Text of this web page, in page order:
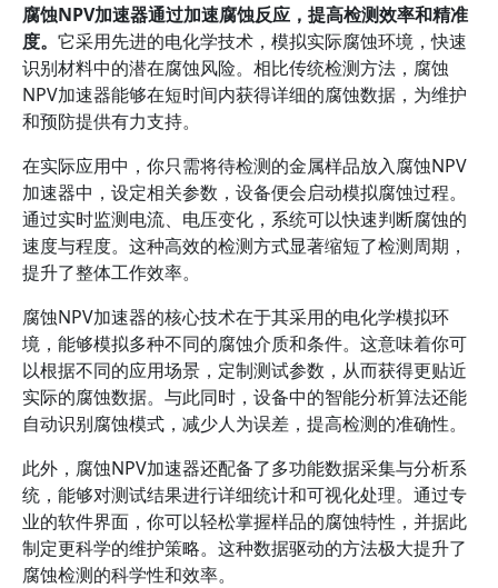
腐蚀NPV加速器通过加速腐蚀反应，提高检测效率和精准
度。 它采用先进的电化学技术，模拟实际腐蚀环境，快速
识别材料中的潜在腐蚀风险。相比传统检测方法，腐蚀
NPV加速器能够在短时间内获得详细的腐蚀数据，为维护
和预防提供有力支持。
在实际应用中，你只需将待检测的金属样品放入腐蚀NPV
加速器中，设定相关参数，设备便会启动模拟腐蚀过程。
通过实时监测电流、电压变化，系统可以快速判断腐蚀的
速度与程度。这种高效的检测方式显著缩短了检测周期，
提升了整体工作效率。
腐蚀NPV加速器的核心技术在于其采用的电化学模拟环
境，能够模拟多种不同的腐蚀介质和条件。这意味着你可
以根据不同的应用场景，定制测试参数，从而获得更贴近
实际的腐蚀数据。与此同时，设备中的智能分析算法还能
自动识别腐蚀模式，减少人为误差，提高检测的准确性。
此外，腐蚀NPV加速器还配备了多功能数据采集与分析系
统，能够对测试结果进行详细统计和可视化处理。通过专
业的软件界面，你可以轻松掌握样品的腐蚀特性，并据此
制定更科学的维护策略。这种数据驱动的方法极大提升了
腐蚀检测的科学性和效率。